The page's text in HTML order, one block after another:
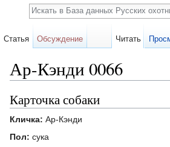
Ар-Кэнди 0066
Карточка собаки
Кличка: Ар-Кэнди
Пол: сука
Статья Обсуждение Читать
Поиск